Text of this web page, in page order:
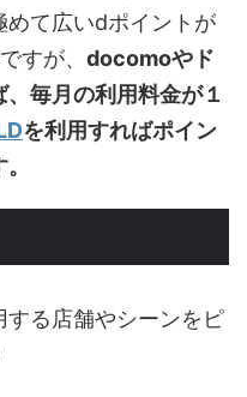
めて広いdポイントが
すが、 docomoやド
毎月の利用料金が１
を利用すればポイン
する店舗やシーンをピ